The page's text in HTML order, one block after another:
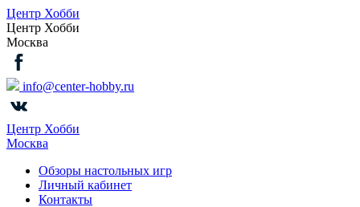
Центр Хобби
Центр Хобби
Москва
info@center-hobby.ru
Центр Хобби
Москва
Обзоры настольных игр
Личный кабинет
Контакты